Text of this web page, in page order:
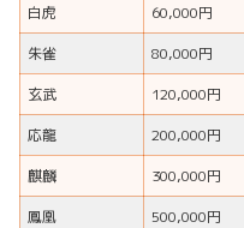
白虎
60,000円
朱雀
80,000円
玄武
120,000円
応龍
200,000円
麒麟
300,000円
鳳凰
500,000円